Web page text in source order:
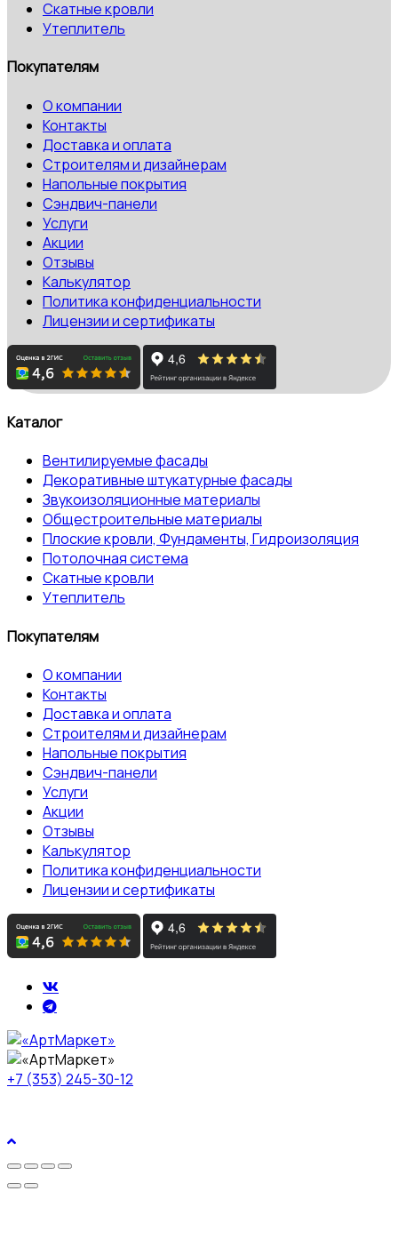
Скатные кровли
Утеплитель
Покупателям
О компании
Контакты
Доставка и оплата
Строителям и дизайнерам
Напольные покрытия
Сэндвич-панели
Услуги
Акции
Отзывы
Калькулятор
Политика конфиденциальности
Лицензии и сертификаты
Каталог
Вентилируемые фасады
Декоративные штукатурные фасады
Звукоизоляционные материалы
Общестроительные материалы
Плоские кровли, Фундаменты, Гидроизоляция
Потолочная система
Скатные кровли
Утеплитель
Покупателям
О компании
Контакты
Доставка и оплата
Строителям и дизайнерам
Напольные покрытия
Сэндвич-панели
Услуги
Акции
Отзывы
Калькулятор
Политика конфиденциальности
Лицензии и сертификаты
+7 (353) 245-30-12